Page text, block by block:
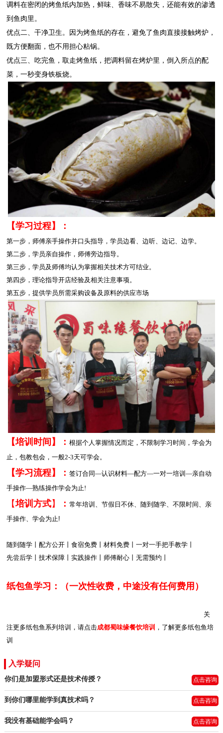
调料在密闭的烤鱼纸内加热，鲜味、香味不易散失，还能有效的渗透
到鱼肉里。
优点二、干净卫生。因为烤鱼纸的存在，避免了鱼肉直接接触烤炉，
既方便翻面，也不用担心粘锅。
优点三、吃完鱼，取走烤鱼纸，把调料留在烤炉里，倒入所点的配
菜，一秒变身铁板烧。
【学习过程】：
第一步，师傅亲手操作并口头指导，学员边看、边听、边记、边学。
第二步，学员亲自操作，师傅旁边指导。
第三步，学员及师傅均认为掌握相关技术方可结业。
第四步，理论指导开店经验及相关注意事项。
第五步，提供学员所需采购设备及原料的供应市场
【培训时间】：根据个人掌握情况而定，不限制学习时间，学会为
止，包教包会，一般2-3天可学会。
【学习流程】：签订合同—认识材料—配方—一对一培训—亲自动
手操作—熟练操作学会为止!
【培训方式】 ：常年培训、节假日不休、随到随学、不限时间、亲
手操作、学会为止!
随到随学丨配方公开丨食宿免费丨材料免费丨一对一手把手教学丨
先尝后学丨技术保障丨实践操作丨师傅耐心丨无需预约丨
纸包鱼学习： （一次性收费，中途没有任何费用）
关
注更多纸包鱼系列培训，请点击成都蜀味缘餐饮培训
，了解更多纸包鱼培
训
入学疑问
你们是加盟形式还是技术传授？ 点击咨询
到你们哪里能学到真技术吗？ 点击咨询
我没有基础能学会吗？ 点击咨询